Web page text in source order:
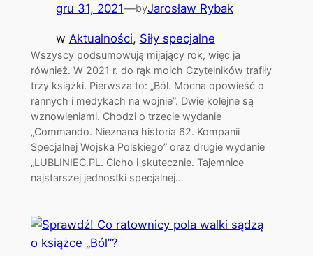
gru 31, 2021—byJarosław Rybak
w Aktualności, Siły specjalne
Wszyscy podsumowują mijający rok, więc ja
również. W 2021 r. do rąk moich Czytelników trafiły
trzy książki. Pierwsza to: „Ból. Mocna opowieść o
rannych i medykach na wojnie”. Dwie kolejne są
wznowieniami. Chodzi o trzecie wydanie
„Commando. Nieznana historia 62. Kompanii
Specjalnej Wojska Polskiego” oraz drugie wydanie
„LUBLINIEC.PL. Cicho i skutecznie. Tajemnice
najstarszej jednostki specjalnej…